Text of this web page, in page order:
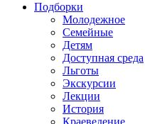
Подборки
Молодежное
Семейные
Детям
Доступная среда
Льготы
Экскурсии
Лекции
История
Краеведение